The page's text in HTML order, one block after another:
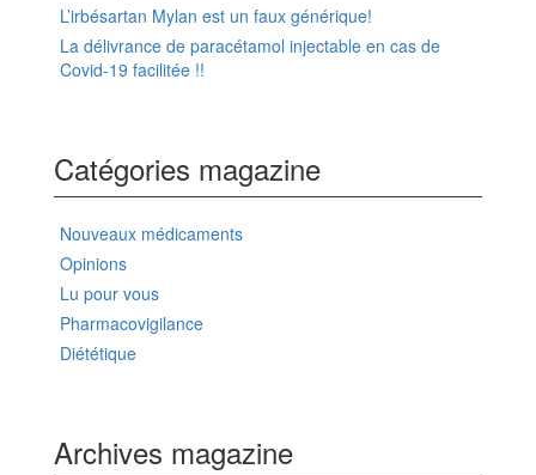
L’irbésartan Mylan est un faux générique!
La délivrance de paracétamol injectable en cas de
Covid-19 facilitée !!
Catégories magazine
Nouveaux médicaments
Opinions
Lu pour vous
Pharmacovigilance
Diététique
Archives magazine